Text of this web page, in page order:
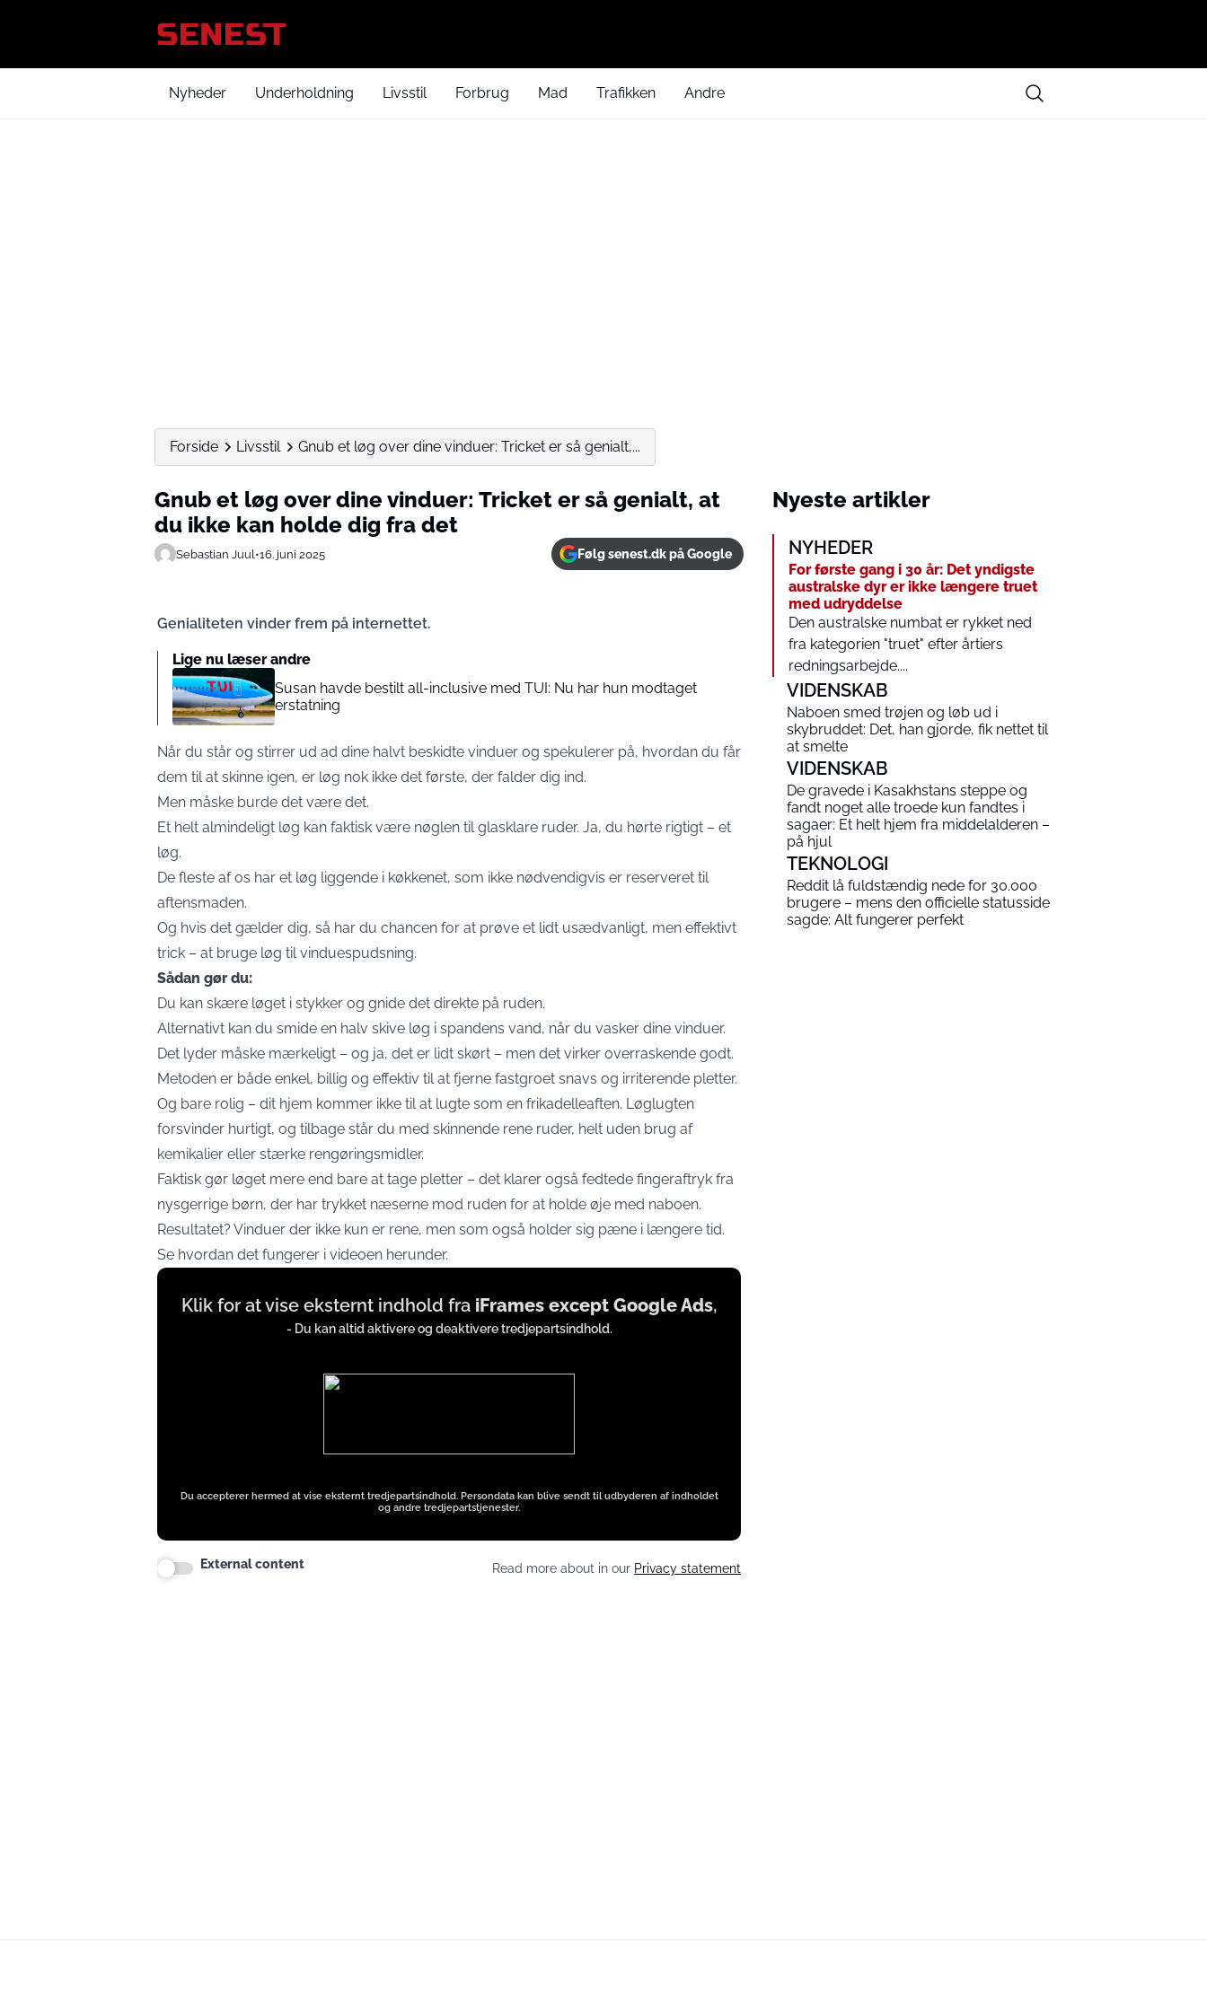
Nyheder Underholdning Livsstil Forbrug Mad Trafikken Andre
Forside Livsstil Gnub et løg over dine vinduer: Tricket er så genialt,...
Gnub et løg over dine vinduer: Tricket er så genialt, at
du ikke kan holde dig fra det
Sebastian Juul •16. juni 2025 Følg senest.dk på Google
Genialiteten vinder frem på internettet.
Lige nu læser andre
Susan havde bestilt all-inclusive med TUI: Nu har hun modtaget
erstatning
Når du står og stirrer ud ad dine halvt beskidte vinduer og spekulerer på, hvordan du får
dem til at skinne igen, er løg nok ikke det første, der falder dig ind.
Men måske burde det være det.
Et helt almindeligt løg kan faktisk være nøglen til glasklare ruder. Ja, du hørte rigtigt – et
løg.
De fleste af os har et løg liggende i køkkenet, som ikke nødvendigvis er reserveret til
aftensmaden.
Og hvis det gælder dig, så har du chancen for at prøve et lidt usædvanligt, men effektivt
trick – at bruge løg til vinduespudsning.
Sådan gør du:
Du kan skære løget i stykker og gnide det direkte på ruden.
Alternativt kan du smide en halv skive løg i spandens vand, når du vasker dine vinduer.
Det lyder måske mærkeligt – og ja, det er lidt skørt – men det virker overraskende godt.
Metoden er både enkel, billig og effektiv til at fjerne fastgroet snavs og irriterende pletter.
Og bare rolig – dit hjem kommer ikke til at lugte som en frikadelleaften. Løglugten
forsvinder hurtigt, og tilbage står du med skinnende rene ruder, helt uden brug af
kemikalier eller stærke rengøringsmidler.
Faktisk gør løget mere end bare at tage pletter – det klarer også fedtede fingeraftryk fra
nysgerrige børn, der har trykket næserne mod ruden for at holde øje med naboen.
Resultatet? Vinduer der ikke kun er rene, men som også holder sig pæne i længere tid.
Se hvordan det fungerer i videoen herunder.
Display
content
Klik for at vise eksternt indhold fra iFrames except Google Ads,
- Du kan altid aktivere og deaktivere tredjepartsindhold.
Du accepterer hermed at vise eksternt tredjepartsindhold. Persondata kan blive sendt til udbyderen af indholdet
og andre tredjepartstjenester.
External content Read more about in our Privacy statement
Nyeste artikler
NYHEDER
For første gang i 30 år: Det yndigste
australske dyr er ikke længere truet
med udryddelse
Den australske numbat er rykket ned
fra kategorien "truet" efter årtiers
redningsarbejde....
VIDENSKAB
Naboen smed trøjen og løb ud i
skybruddet: Det, han gjorde, fik nettet til
at smelte
VIDENSKAB
De gravede i Kasakhstans steppe og
fandt noget alle troede kun fandtes i
sagaer: Et helt hjem fra middelalderen –
på hjul
TEKNOLOGI
Reddit lå fuldstændig nede for 30.000
brugere – mens den officielle statusside
sagde: Alt fungerer perfekt